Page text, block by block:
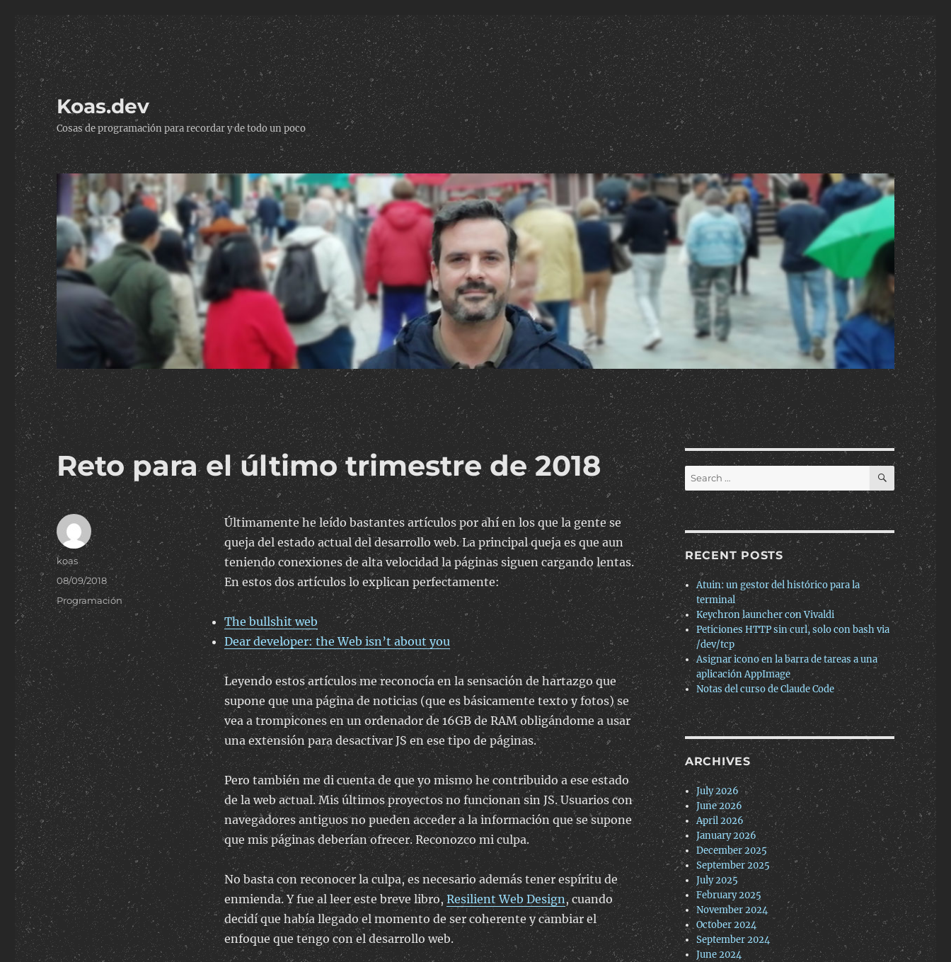
Koas.dev
Cosas de programación para recordar y de todo un poco
Reto para el último trimestre de 2018
Últimamente he leído bastantes artículos por ahí en los que la gente se
queja del estado actual del desarrollo web. La principal queja es que aun
teniendo conexiones de alta velocidad la páginas siguen cargando lentas.
En estos dos artículos lo explican perfectamente:
The bullshit web
Dear developer: the Web isn’t about you
Leyendo estos artículos me reconocía en la sensación de hartazgo que
supone que una página de noticias (que es básicamente texto y fotos) se
vea a trompicones en un ordenador de 16GB de RAM obligándome a usar
una extensión para desactivar JS en ese tipo de páginas.
Pero también me di cuenta de que yo mismo he contribuido a ese estado
de la web actual. Mis últimos proyectos no funcionan sin JS. Usuarios con
navegadores antiguos no pueden acceder a la información que se supone
que mis páginas deberían ofrecer. Reconozco mi culpa.
No basta con reconocer la culpa, es necesario además tener espíritu de
enmienda. Y fue al leer este breve libro,Resilient Web Design, cuando
decidí que había llegado el momento de ser coherente y cambiar el
enfoque que tengo con el desarrollo web.
Author
koas
Posted
on
08/09/2018
Categories
Programación
Search
for:
SEARCH
RECENT POSTS
Atuin: un gestor del histórico para la
terminal
Keychron launcher con Vivaldi
Peticiones HTTP sin curl, solo con bash via
/dev/tcp
Asignar icono en la barra de tareas a una
aplicación AppImage
Notas del curso de Claude Code
ARCHIVES
July 2026
June 2026
April 2026
January 2026
December 2025
September 2025
July 2025
February 2025
November 2024
October 2024
September 2024
June 2024